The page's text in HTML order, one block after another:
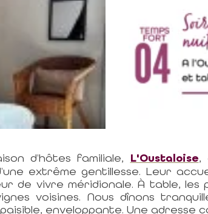
d’hôtes familiale, L'Oustaloise,
extrême gentillesse. Leur
de vivre méridionale. À table,
voisines. Nous dînons
enveloppante. Une adresse